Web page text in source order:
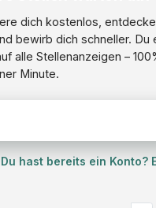
dich kostenlos,
bewirb dich schneller. Du
alle Stellenanzeigen –
Minute.
Du hast bereits ein Konto?